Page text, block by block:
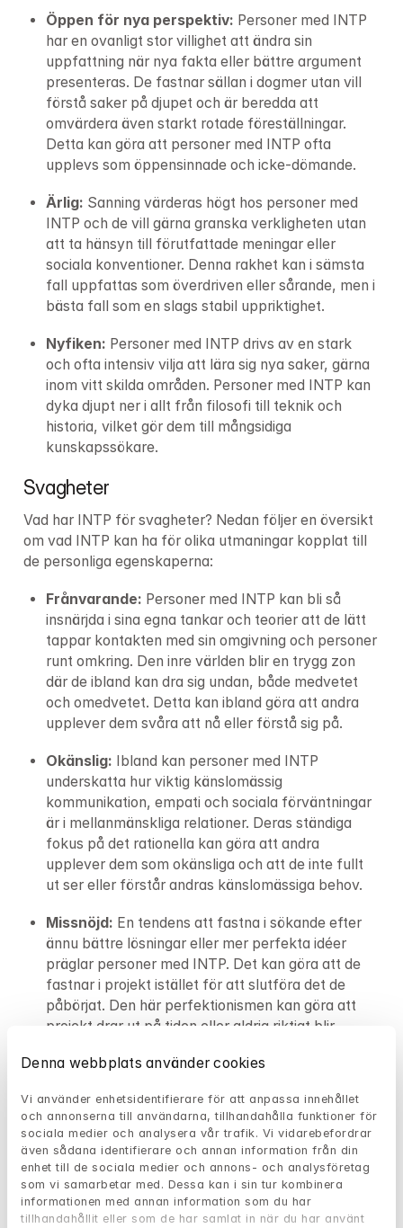
Denna webbplats använder cookies
Vi använder enhetsidentifierare för att anpassa innehållet
och annonserna till användarna, tillhandahålla funktioner för
sociala medier och analysera vår trafik. Vi vidarebefordrar
även sådana identifierare och annan information från din
enhet till de sociala medier och annons- och analysföretag
som vi samarbetar med. Dessa kan i sin tur kombinera
informationen med annan information som du har
tillhandahållit eller som de har samlat in när du har använt
Öppen för nya perspektiv: Personer med INTP
har en ovanligt stor villighet att ändra sin
uppfattning när nya fakta eller bättre argument
presenteras. De fastnar sällan i dogmer utan vill
förstå saker på djupet och är beredda att
omvärdera även starkt rotade föreställningar.
Detta kan göra att personer med INTP ofta
upplevs som öppensinnade och icke-dömande.
Ärlig: Sanning värderas högt hos personer med
INTP och de vill gärna granska verkligheten utan
att ta hänsyn till förutfattade meningar eller
sociala konventioner. Denna rakhet kan i sämsta
fall uppfattas som överdriven eller sårande, men i
bästa fall som en slags stabil uppriktighet.
Nyfiken: Personer med INTP drivs av en stark
och ofta intensiv vilja att lära sig nya saker, gärna
inom vitt skilda områden. Personer med INTP kan
dyka djupt ner i allt från filosofi till teknik och
historia, vilket gör dem till mångsidiga
kunskapssökare.
Svagheter
Vad har INTP för svagheter? Nedan följer en översikt
om vad INTP kan ha för olika utmaningar kopplat till
de personliga egenskaperna:
Frånvarande: Personer med INTP kan bli så
insnärjda i sina egna tankar och teorier att de lätt
tappar kontakten med sin omgivning och personer
runt omkring. Den inre världen blir en trygg zon
där de ibland kan dra sig undan, både medvetet
och omedvetet. Detta kan ibland göra att andra
upplever dem svåra att nå eller förstå sig på.
Okänslig: Ibland kan personer med INTP
underskatta hur viktig känslomässig
kommunikation, empati och sociala förväntningar
är i mellanmänskliga relationer. Deras ständiga
fokus på det rationella kan göra att andra
upplever dem som okänsliga och att de inte fullt
ut ser eller förstår andras känslomässiga behov.
Missnöjd: En tendens att fastna i sökande efter
ännu bättre lösningar eller mer perfekta idéer
präglar personer med INTP. Det kan göra att de
fastnar i projekt istället för att slutföra det de
påbörjat. Den här perfektionismen kan göra att
projekt drar ut på tiden eller aldrig riktigt blir
själva och andra.
Borde jag söka hjälp hos en
psykolog?